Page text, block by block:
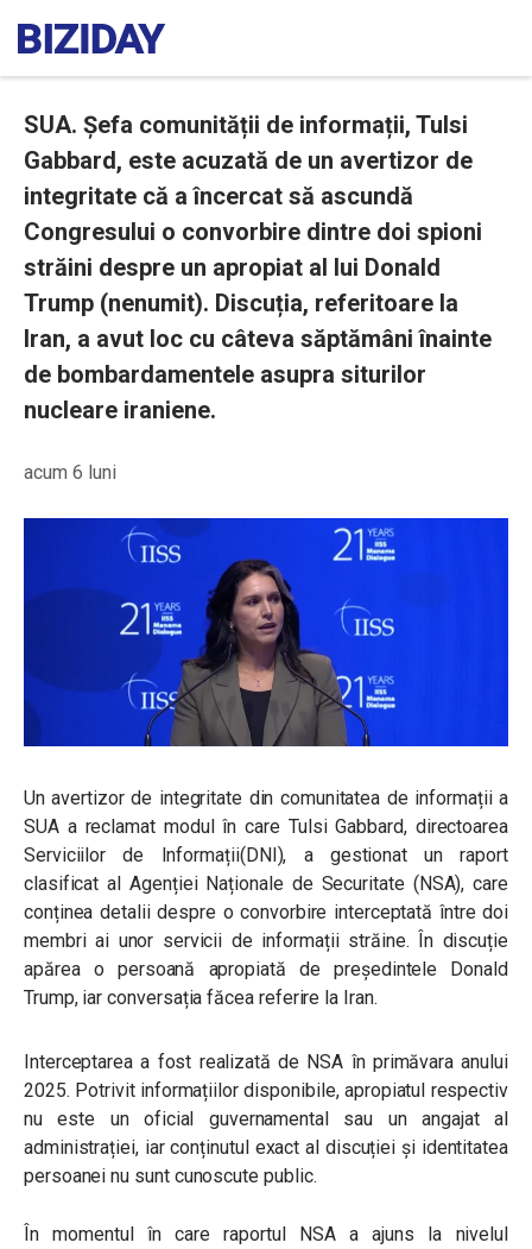
SUA. Șefa comunității de informații, Tulsi
Gabbard, este acuzată de un avertizor de
integritate că a încercat să ascundă
Congresului o convorbire dintre doi spioni
străini despre un apropiat al lui Donald
Trump (nenumit). Discuția, referitoare la
Iran, a avut loc cu câteva săptămâni înainte
de bombardamentele asupra siturilor
nucleare iraniene.
acum 6 luni
Un avertizor de integritate din comunitatea de informații a
SUA a reclamat modul în care Tulsi Gabbard, directoarea
Serviciilor de Informații(DNI), a gestionat un raport
clasificat al Agenției Naționale de Securitate (NSA), care
conținea detalii despre o convorbire interceptată între doi
membri ai unor servicii de informații străine. În discuție
apărea o persoană apropiată de președintele Donald
Trump, iar conversația făcea referire la Iran.
Interceptarea a fost realizată de NSA în primăvara anului
2025. Potrivit informațiilor disponibile, apropiatul respectiv
nu este un oficial guvernamental sau un angajat al
administrației, iar conținutul exact al discuției și identitatea
persoanei nu sunt cunoscute public.
În momentul în care raportul NSA a ajuns la nivelul